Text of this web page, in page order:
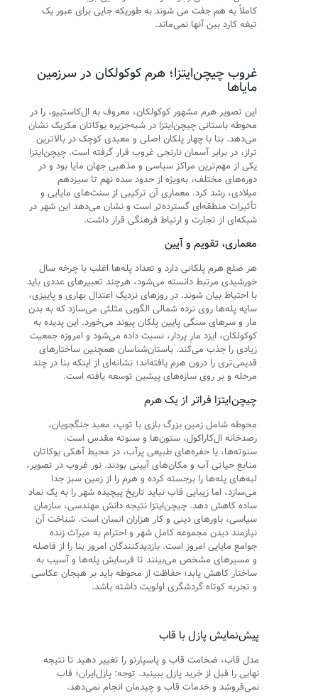
کاملاً به هم جفت می شوند به طوریکه جایی برای عبور یک
تیغه کارد بین آنها نمی‌ماند.
غروب چیچن‌ایتزا؛ هرم کوکولکان در سرزمین
مایاها
این تصویر هرم مشهور کوکولکان، معروف به ال‌کاستییو، را در
محوطه باستانی چیچن‌ایتزا در شبه‌جزیره یوکاتان مکزیک نشان
می‌دهد. بنا با چهار پلکان اصلی و معبدی کوچک در بالاترین
تراز، در برابر آسمان نارنجی غروب قرار گرفته است. چیچن‌ایتزا
یکی از مهم‌ترین مراکز سیاسی و مذهبی جهان مایا بود و در
دوره‌های مختلف، به‌ویژه از حدود سده نهم تا سیزدهم
میلادی، رشد کرد. معماری آن ترکیبی از سنت‌های مایایی و
تأثیرات منطقه‌ای گسترده‌تر است و نشان می‌دهد این شهر در
شبکه‌ای از تجارت و ارتباط فرهنگی قرار داشت.
معماری، تقویم و آیین
هر ضلع هرم پلکانی دارد و تعداد پله‌ها اغلب با چرخه سال
خورشیدی مرتبط دانسته می‌شود، هرچند تعبیرهای عددی باید
با احتیاط بیان شوند. در روزهای نزدیک اعتدال بهاری و پاییزی،
سایه پله‌ها روی نرده شمالی الگویی مثلثی می‌سازد که به بدن
مار و سرهای سنگی پایین پلکان پیوند می‌خورد. این پدیده به
کوکولکان، ایزد مارِ پردار، نسبت داده می‌شود و امروزه جمعیت
زیادی را جذب می‌کند. باستان‌شناسان همچنین ساختارهای
قدیمی‌تری را درون هرم یافته‌اند؛ نشانه‌ای از اینکه بنا در چند
مرحله و بر روی سازه‌های پیشین توسعه یافته است.
چیچن‌ایتزا فراتر از یک هرم
محوطه شامل زمین بزرگ بازی با توپ، معبد جنگجویان،
رصدخانه ال‌کاراکول، ستون‌ها و سنوته مقدس است.
سنوته‌ها، یا حفره‌های طبیعی پرآب، در محیط آهکی یوکاتان
منابع حیاتی آب و مکان‌های آیینی بودند. نور غروب در تصویر،
لبه‌های پله‌ها را برجسته کرده و هرم را از زمین سبز جدا
می‌سازد، اما زیبایی قاب نباید تاریخ پیچیده شهر را به یک نماد
ساده کاهش دهد. چیچن‌ایتزا نتیجه دانش مهندسی، سازمان
سیاسی، باورهای دینی و کار هزاران انسان است. شناخت آن
نیازمند دیدن مجموعه کامل شهر و احترام به میراث زنده
جوامع مایایی امروز است. بازدیدکنندگان امروز بنا را از فاصله
و مسیرهای مشخص می‌بینند تا فرسایش پله‌ها و آسیب به
ساختار کاهش یابد؛ حفاظت از محوطه باید بر هیجان عکاسی
و تجربه کوتاه گردشگری اولویت داشته باشد.
پیش‌نمایش پازل با قاب
مدل قاب، ضخامت قاب و پاسپارتو را تغییر دهید تا نتیجه
نهایی را قبل از خرید پازل ببینید. توجه: پازل‌ایران؛ قاب
نمی‌فروشد و خدمات قاب و چیدمان انجام نمی‌دهد.